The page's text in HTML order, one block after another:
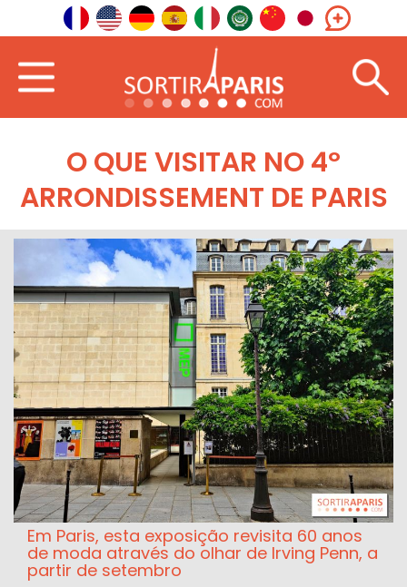
O QUE VISITAR NO 4º
ARRONDISSEMENT DE PARIS
Em Paris, esta exposição revisita 60 anos
de moda através do olhar de Irving Penn, a
partir de setembro